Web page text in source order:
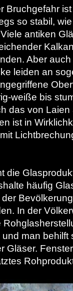
Bruchgefahr
so stabil,
antiken
Aber
leiden an
weiße bis
das von Laien
ist in
die
häufig
In der
man behilft
Gläser.